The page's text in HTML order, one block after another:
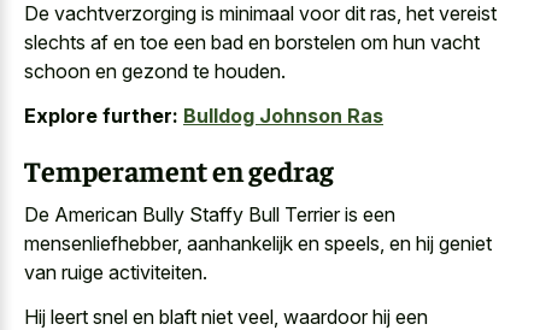
De vachtverzorging is minimaal voor dit ras, het vereist
slechts af en toe een bad en borstelen om hun vacht
schoon en gezond te houden.
Explore further: Bulldog Johnson Ras
Temperament en gedrag
De American Bully Staffy Bull Terrier is een
mensenliefhebber, aanhankelijk en speels, en hij geniet
van ruige activiteiten.
Hij leert snel en blaft niet veel, waardoor hij een